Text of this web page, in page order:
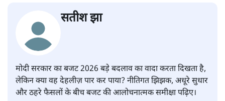
सतीश झा
मोदी सरकार का बजट 2026 बड़े बदलाव का वादा करता दिखता है,
लेकिन क्या वह देहलीज़ पार कर पाया? नीतिगत झिझक, अधूरे सुधार
और ठहरे फैसलों के बीच बजट की आलोचनात्मक समीक्षा पढ़िए।